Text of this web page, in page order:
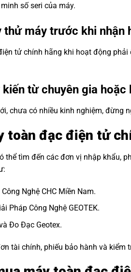
số seri của máy.
thử máy trước khi nhận
tử chính hãng khi hoạt động
từ chuyên gia
chưa có nhiều kinh nghiệm, đừng
toàn đạc điện tử
thể tìm đến các đơn vị nhập khẩu,
Nghệ CHC Miền Nam.
Pháp Công Nghệ GEOTEK.
Đo Đạc Geotex.
tài chính, phiếu bảo hành và kiểm